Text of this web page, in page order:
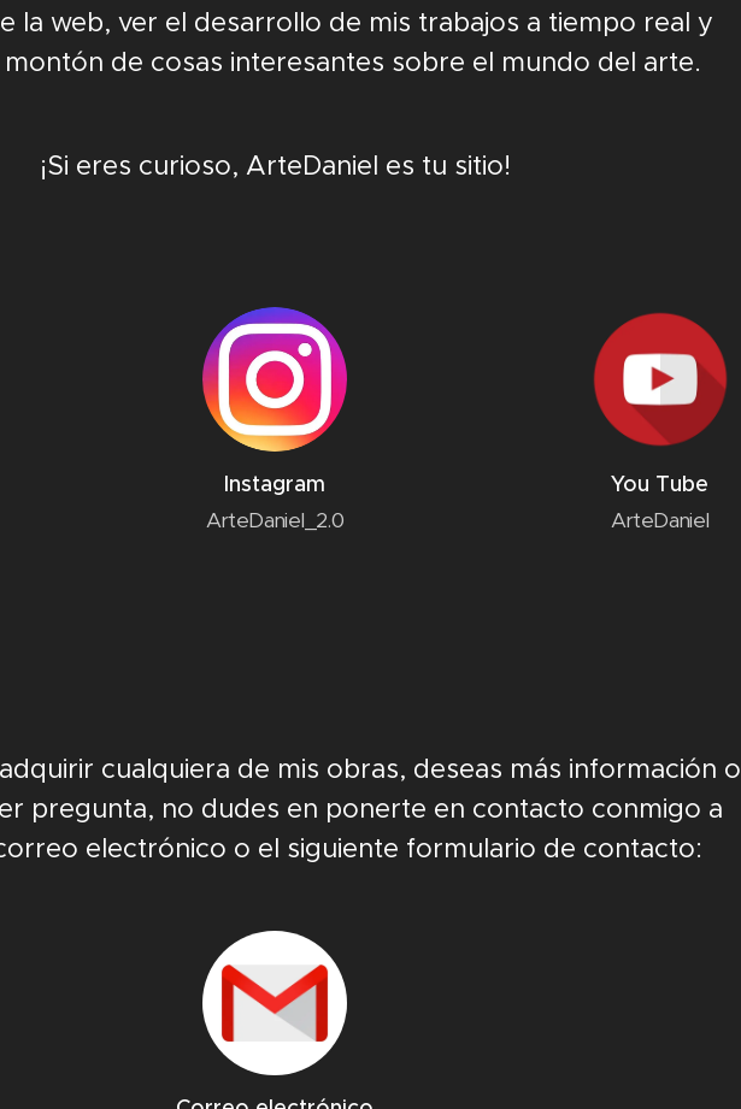
la web, ver el desarrollo de mis trabajos a tiempo real y
de cosas interesantes sobre el mundo del arte.
¡Si eres curioso, ArteDaniel es tu sitio!
Instagram
ArteDaniel_2.0
You Tube
ArteDaniel
cualquiera de mis obras, deseas más información o
pregunta, no dudes en ponerte en contacto conmigo a
electrónico o el siguiente formulario de contacto: